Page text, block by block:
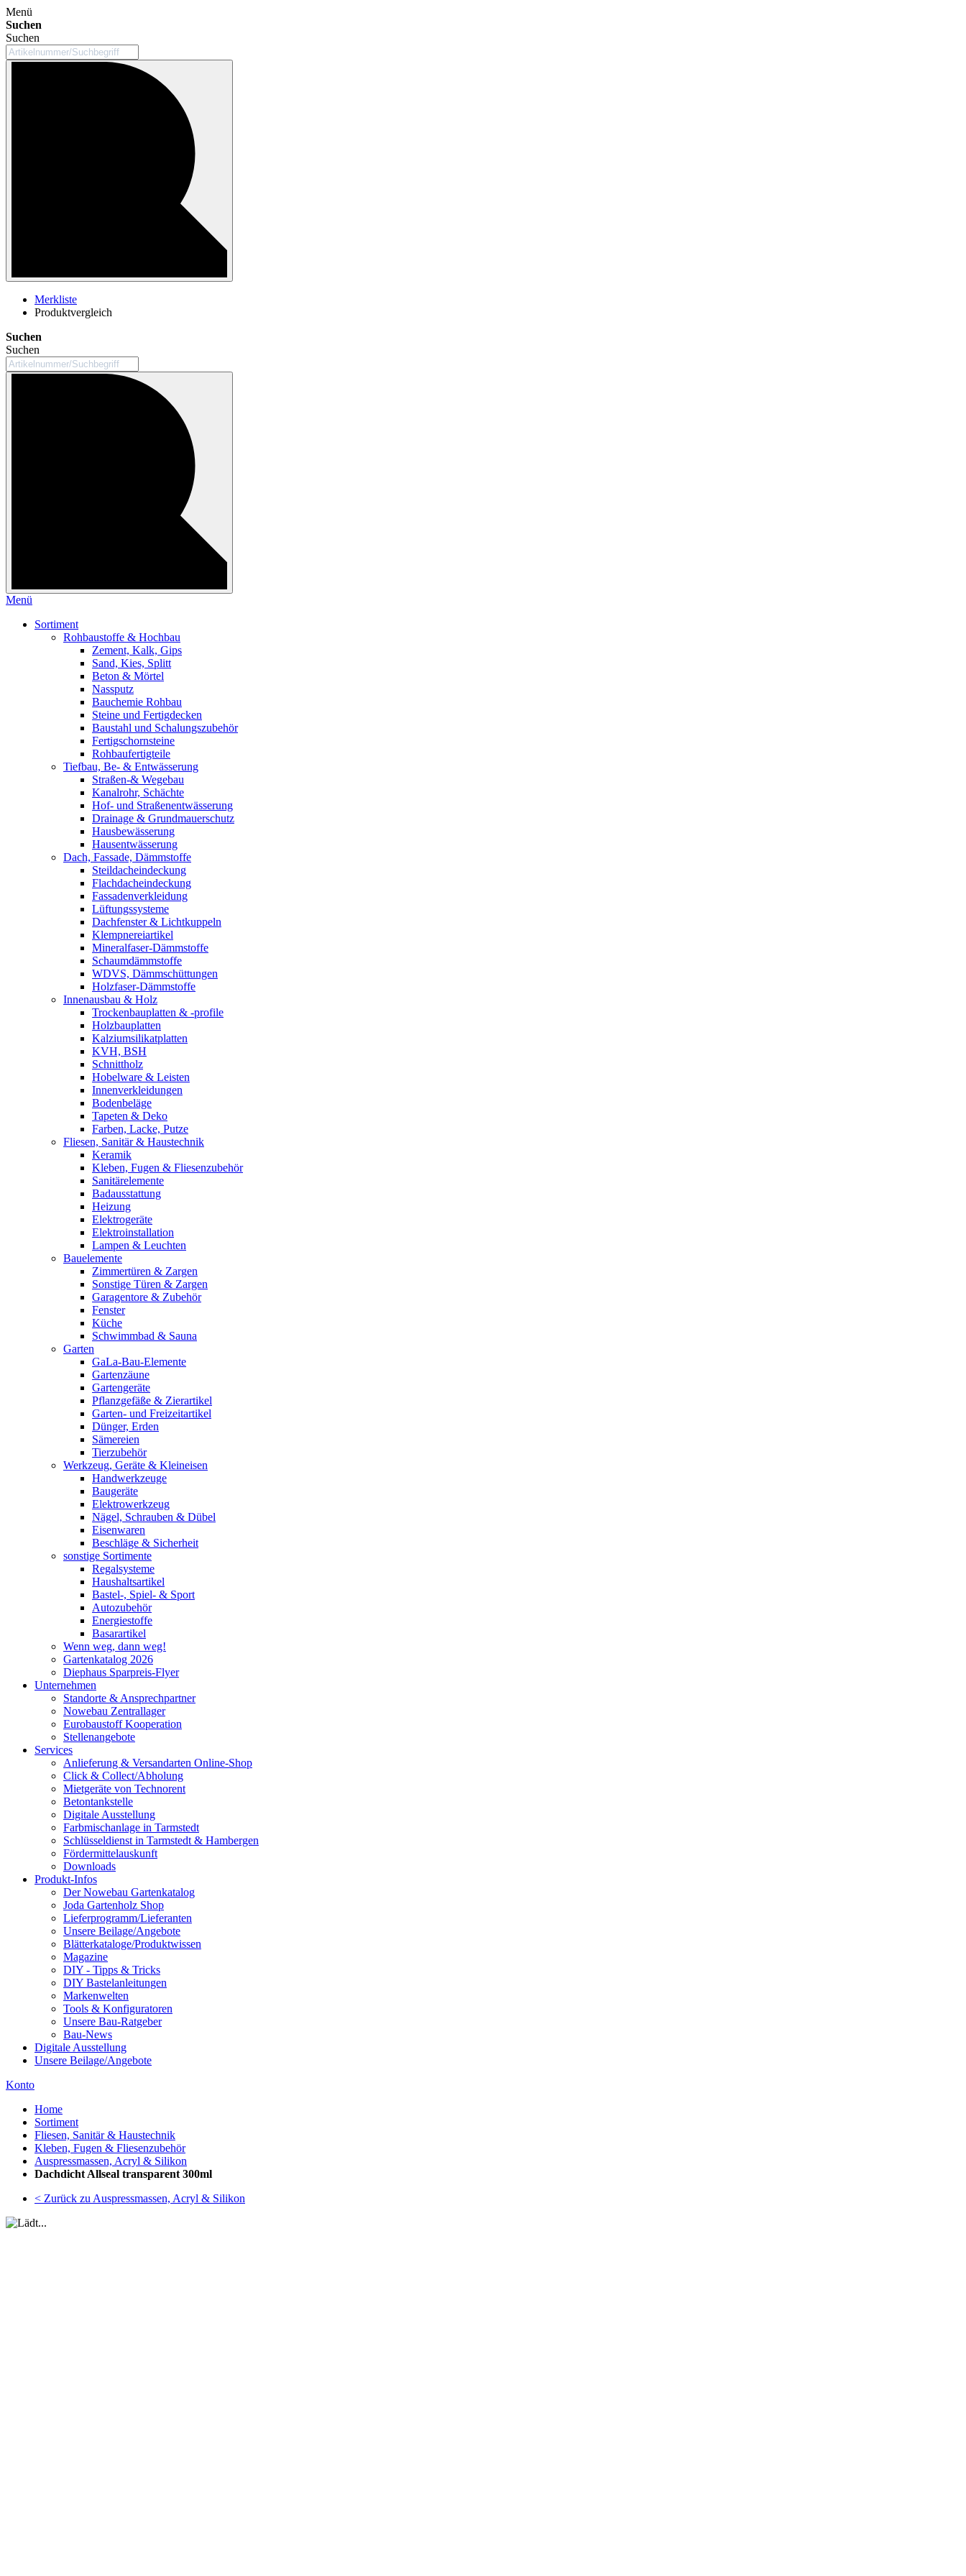
Menü
Suchen
Suchen
Merkliste
Produktvergleich
Suchen
Suchen
Menü
Sortiment
Rohbaustoffe & Hochbau
Zement, Kalk, Gips
Sand, Kies, Splitt
Beton & Mörtel
Nassputz
Bauchemie Rohbau
Steine und Fertigdecken
Baustahl und Schalungszubehör
Fertigschornsteine
Rohbaufertigteile
Tiefbau, Be- & Entwässerung
Straßen-& Wegebau
Kanalrohr, Schächte
Hof- und Straßenentwässerung
Drainage & Grundmauerschutz
Hausbewässerung
Hausentwässerung
Dach, Fassade, Dämmstoffe
Steildacheindeckung
Flachdacheindeckung
Fassadenverkleidung
Lüftungssysteme
Dachfenster & Lichtkuppeln
Klempnereiartikel
Mineralfaser-Dämmstoffe
Schaumdämmstoffe
WDVS, Dämmschüttungen
Holzfaser-Dämmstoffe
Innenausbau & Holz
Trockenbauplatten & -profile
Holzbauplatten
Kalziumsilikatplatten
KVH, BSH
Schnittholz
Hobelware & Leisten
Innenverkleidungen
Bodenbeläge
Tapeten & Deko
Farben, Lacke, Putze
Fliesen, Sanitär & Haustechnik
Keramik
Kleben, Fugen & Fliesenzubehör
Sanitärelemente
Badausstattung
Heizung
Elektrogeräte
Elektroinstallation
Lampen & Leuchten
Bauelemente
Zimmertüren & Zargen
Sonstige Türen & Zargen
Garagentore & Zubehör
Fenster
Küche
Schwimmbad & Sauna
Garten
GaLa-Bau-Elemente
Gartenzäune
Gartengeräte
Pflanzgefäße & Zierartikel
Garten- und Freizeitartikel
Dünger, Erden
Sämereien
Tierzubehör
Werkzeug, Geräte & Kleineisen
Handwerkzeuge
Baugeräte
Elektrowerkzeug
Nägel, Schrauben & Dübel
Eisenwaren
Beschläge & Sicherheit
sonstige Sortimente
Regalsysteme
Haushaltsartikel
Bastel-, Spiel- & Sport
Autozubehör
Energiestoffe
Basarartikel
Wenn weg, dann weg!
Gartenkatalog 2026
Diephaus Sparpreis-Flyer
Unternehmen
Standorte & Ansprechpartner
Nowebau Zentrallager
Eurobaustoff Kooperation
Stellenangebote
Services
Anlieferung & Versandarten Online-Shop
Click & Collect/Abholung
Mietgeräte von Technorent
Betontankstelle
Digitale Ausstellung
Farbmischanlage in Tarmstedt
Schlüsseldienst in Tarmstedt & Hambergen
Fördermittelauskunft
Downloads
Produkt-Infos
Der Nowebau Gartenkatalog
Joda Gartenholz Shop
Lieferprogramm/Lieferanten
Unsere Beilage/Angebote
Blätterkataloge/Produktwissen
Magazine
DIY - Tipps & Tricks
DIY Bastelanleitungen
Markenwelten
Tools & Konfiguratoren
Unsere Bau-Ratgeber
Bau-News
Digitale Ausstellung
Unsere Beilage/Angebote
Konto
Home
Sortiment
Fliesen, Sanitär & Haustechnik
Kleben, Fugen & Fliesenzubehör
Auspressmassen, Acryl & Silikon
Dachdicht Allseal transparent 300ml
< Zurück zu Auspressmassen, Acryl & Silikon